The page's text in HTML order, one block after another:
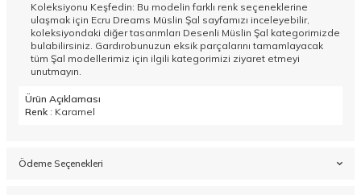
Koleksiyonu Keşfedin: Bu modelin farklı renk seçeneklerine
ulaşmak için Ecru Dreams Müslin Şal sayfamızı inceleyebilir,
koleksiyondaki diğer tasarımları Desenli Müslin Şal kategorimizde
bulabilirsiniz. Gardırobunuzun eksik parçalarını tamamlayacak
tüm Şal modellerimiz için ilgili kategorimizi ziyaret etmeyi
unutmayın.
Ürün Açıklaması
Renk : Karamel
Ödeme Seçenekleri